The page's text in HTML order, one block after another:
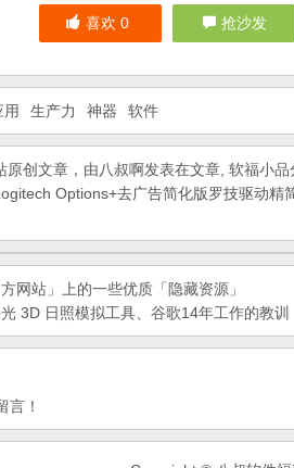
喜欢0 抢沙发
生产力 神器 软件
原创文章，由八叔啊发表在文章 软福小品
Options+去广告简化版罗技驱动
网站」上的一些优质「隐藏资源」
3D 日照模拟工具、谷歌14年工作的教训
言！